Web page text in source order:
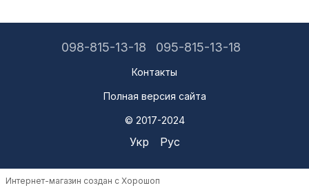
098-815-13-18 095-815-13-18
Контакты
Полная версия сайта
© 2017-2024
Укр Рус
Интернет-магазин создан с Хорошоп